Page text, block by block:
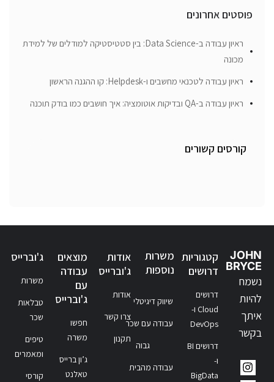
פוסטים אחרונים
ראיון עבודה ב-Data Science: בין סטטיסטיקה למודלים של למידת
מכונה
ראיון עבודה לטכנאי מחשבים ו-Helpdesk: קו ההגנה הראשון
ראיון עבודה ב-QA ובדיקות אוטומציה: איך חושבים כמו בודק תוכנה
קורסים קשורים
JOHN
BRYCE
נשמח
להיות
איתך
בקשר
קטגוריות
דרושים
דרושים
Cloud ו-
DevOps
דרושים BI
ו-
BigData
משרות
נוספות
שיווק דיגיטלי
עבודה עם שכר
גבוה
עבודה מהבית
אודות
ג'וברייס
אודות
צרו קשר
תקנון
מוצאים
עבודה
עם
ג'וברייס
חפשו
משרה
ג’ון ברייס
טאלנט
ג'וברייס
משרות
טבלאות
שכר
טיפים
ומאמרים
קורסי